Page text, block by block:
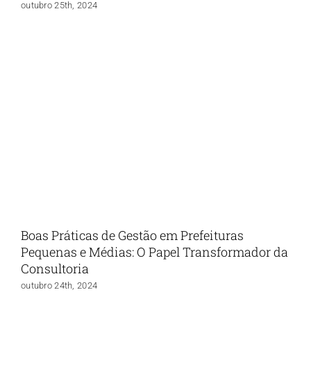
outubro 25th, 2024
Boas Práticas de Gestão em Prefeituras
Pequenas e Médias: O Papel Transformador da
Consultoria
outubro 24th, 2024